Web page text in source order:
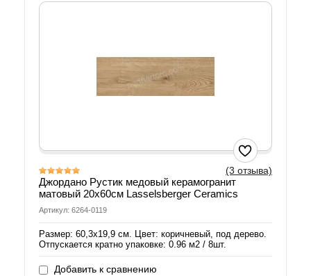
(3 отзыва)
Джордано Рустик медовый керамогранит
матовый 20х60см Lasselsberger Ceramics
Артикул: 6264-0119
Размер: 60,3х19,9 см. Цвет: коричневый, под дерево.
Отпускается кратно упаковке: 0.96 м2 / 8шт.
Добавить к сравнению